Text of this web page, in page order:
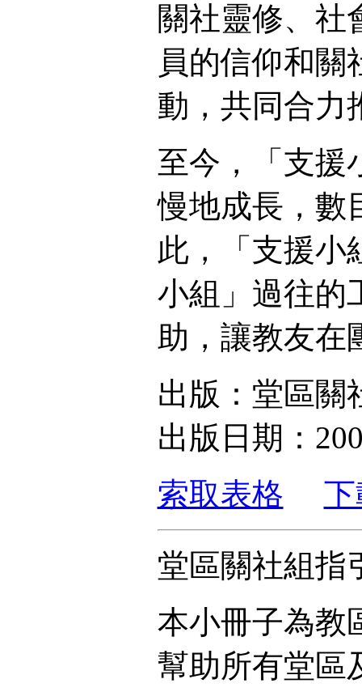
關社靈修、社
員的信仰和關
動，共同合力
至今，「支援
慢地成長，數
此，「支援小
小組」過往的
助，讓教友在
出版：堂區關
出版日期：
索取表格
堂區關社組指
本小冊子為教
幫助所有堂區